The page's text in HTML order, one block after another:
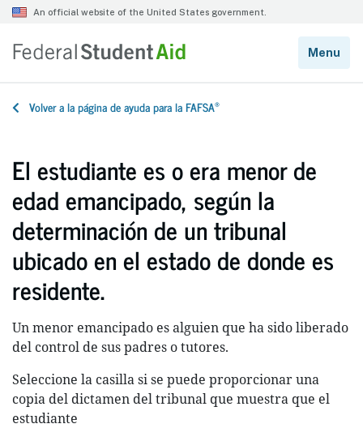
Volver a la página de ayuda para la FAFSA®
El estudiante es o era menor de
edad emancipado, según la
determinación de un tribunal
ubicado en el estado de donde es
residente.
Un menor emancipado es alguien que ha sido liberado
del control de sus padres o tutores.
Seleccione la casilla si se puede proporcionar una
copia del dictamen del tribunal que muestra que el
estudiante